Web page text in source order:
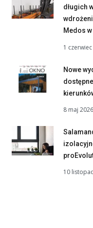
długich
Medos w
1
Nowe
8 maj 2026
10